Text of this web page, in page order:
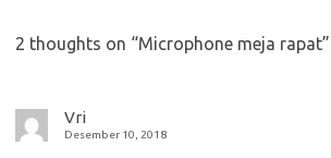
2 thoughts on “Microphone meja rapat”
Vri
Desember 10, 2018